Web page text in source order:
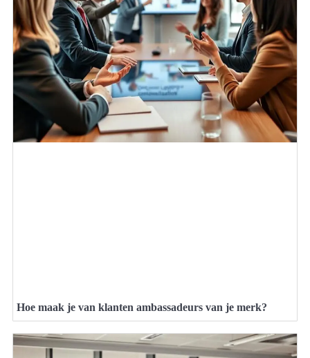
Hoe maak je van klanten ambassadeurs van je merk?